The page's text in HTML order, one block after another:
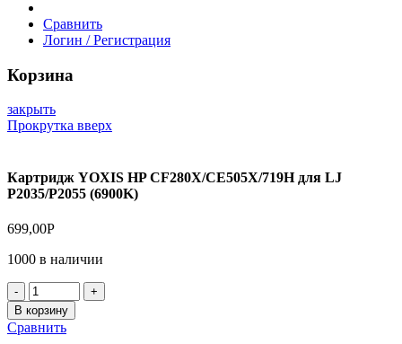
Сравнить
Логин / Регистрация
Корзина
закрыть
Прокрутка вверх
Картридж YOXIS HP CF280X/CE505X/719H для LJ
P2035/P2055 (6900K)
699,00Р
1000 в наличии
Количество
товара
Картридж
YOXIS
В корзину
Сравнить